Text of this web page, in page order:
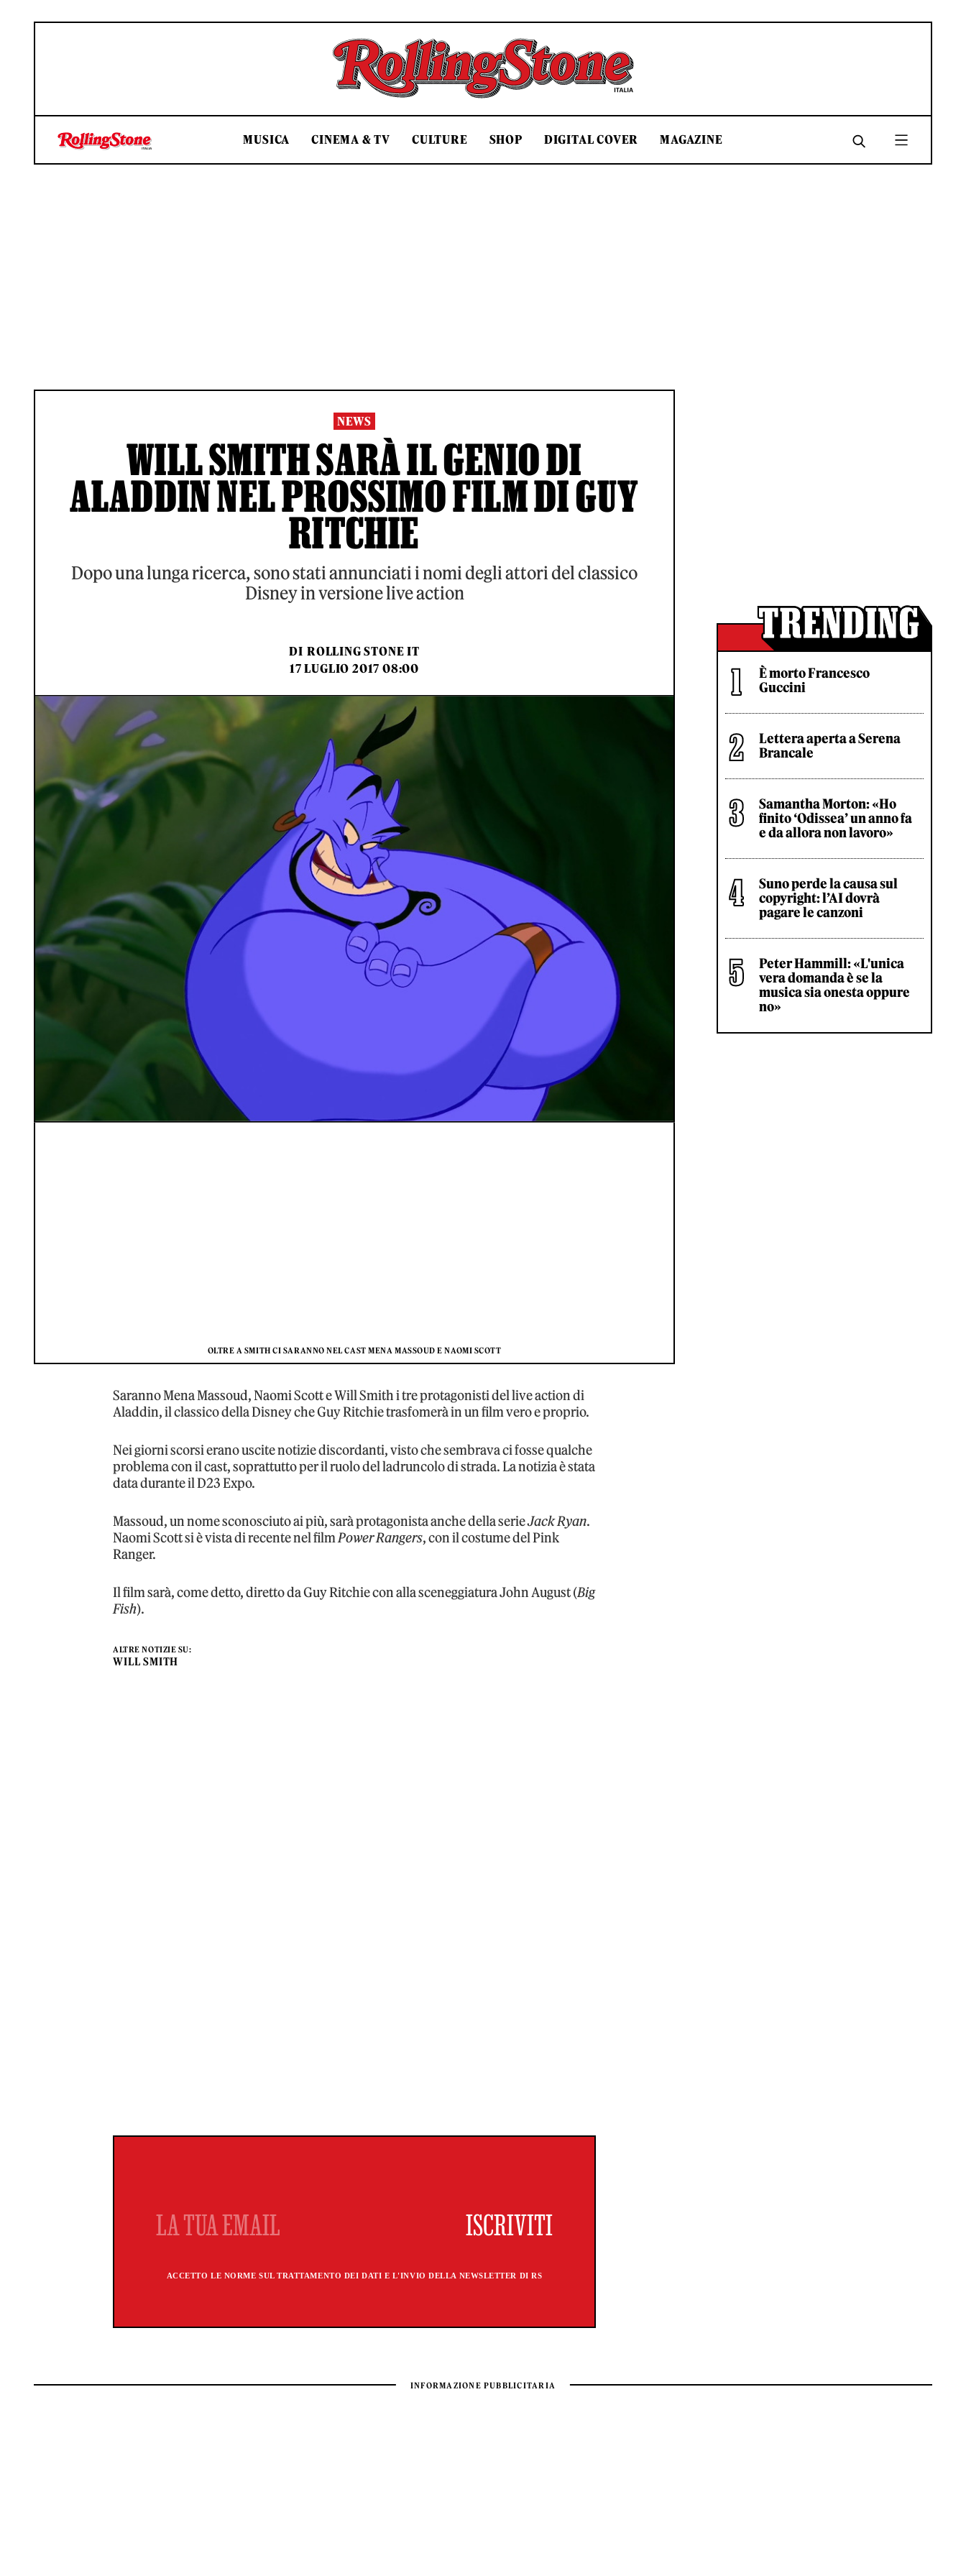
Rolling Stone Italia
MUSICA CINEMA & TV CULTURE SHOP DIGITAL COVER MAGAZINE
NEWS
WILL SMITH SARÀ IL GENIO DI
ALADDIN NEL PROSSIMO FILM DI GUY
RITCHIE
Dopo una lunga ricerca, sono stati annunciati i nomi degli attori del classico
Disney in versione live action
DI ROLLING STONE IT
17 LUGLIO 2017 08:00
OLTRE A SMITH CI SARANNO NEL CAST MENA MASSOUD E NAOMI SCOTT
Saranno Mena Massoud, Naomi Scott e Will Smith i tre protagonisti del live action di
Aladdin, il classico della Disney che Guy Ritchie trasfomerà in un film vero e proprio.
Nei giorni scorsi erano uscite notizie discordanti, visto che sembrava ci fosse qualche
problema con il cast, soprattutto per il ruolo del ladruncolo di strada. La notizia è stata
data durante il D23 Expo.
Massoud, un nome sconosciuto ai più, sarà protagonista anche della serieJack Ryan.
Naomi Scott si è vista di recente nel filmPower Rangers, con il costume del Pink
Ranger.
Il film sarà, come detto, diretto da Guy Ritchie con alla sceneggiatura John August (Big
Fish).
ALTRE NOTIZIE SU:
WILL SMITH
ACCETTO LE NORME SUL TRATTAMENTO DEI DATI E L'INVIO DELLA NEWSLETTER DI RS
È morto Francesco
Guccini
Lettera aperta a Serena
Brancale
Samantha Morton: «Ho
finito ‘Odissea’ un anno fa
e da allora non lavoro»
Suno perde la causa sul
copyright: l’AI dovrà
pagare le canzoni
Peter Hammill: «L'unica
vera domanda è se la
musica sia onesta oppure
no»